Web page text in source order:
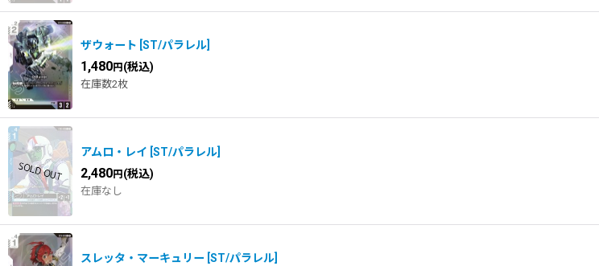
ザウォート ST/パラレル
1,480円 (税込)
在庫数2枚
アムロ・レイ ST/パラレル
2,480円 (税込)
在庫なし
スレッタ・マーキュリー ST/パラレル